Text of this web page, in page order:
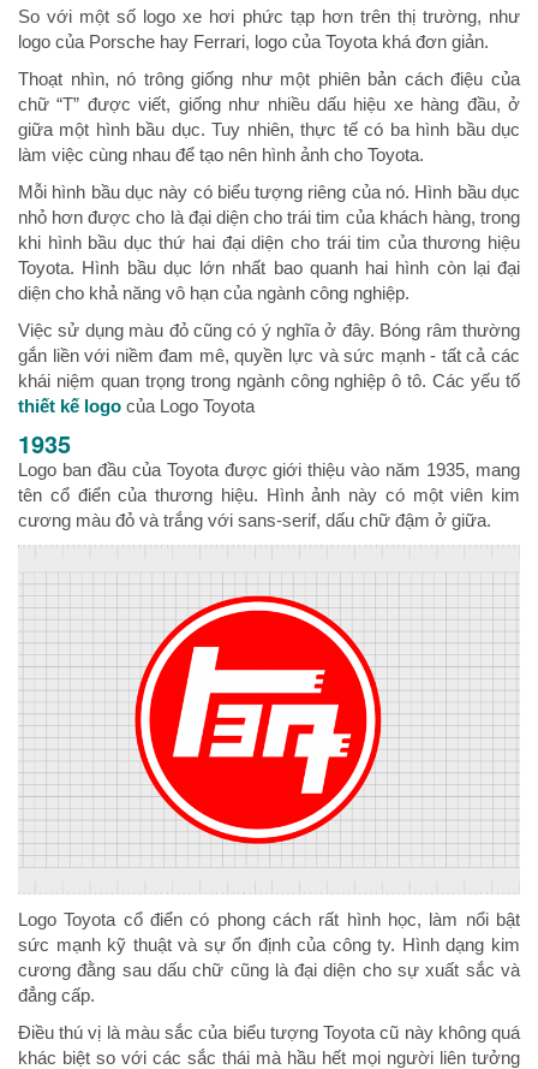
So với một số logo xe hơi phức tạp hơn trên thị trường, như
logo của Porsche hay Ferrari, logo của Toyota khá đơn giản.
Thoạt nhìn, nó trông giống như một phiên bản cách điệu của
chữ “T” được viết, giống như nhiều dấu hiệu xe hàng đầu, ở
giữa một hình bầu dục. Tuy nhiên, thực tế có ba hình bầu dục
làm việc cùng nhau để tạo nên hình ảnh cho Toyota.
Mỗi hình bầu dục này có biểu tượng riêng của nó. Hình bầu dục
nhỏ hơn được cho là đại diện cho trái tim của khách hàng, trong
khi hình bầu dục thứ hai đại diện cho trái tim của thương hiệu
Toyota. Hình bầu dục lớn nhất bao quanh hai hình còn lại đại
diện cho khả năng vô hạn của ngành công nghiệp.
Việc sử dụng màu đỏ cũng có ý nghĩa ở đây. Bóng râm thường
gắn liền với niềm đam mê, quyền lực và sức mạnh - tất cả các
khái niệm quan trọng trong ngành công nghiệp ô tô. Các yếu tố
thiết kế logo của Logo Toyota
1935
Logo ban đầu của Toyota được giới thiệu vào năm 1935, mang
tên cổ điển của thương hiệu. Hình ảnh này có một viên kim
cương màu đỏ và trắng với sans-serif, dấu chữ đậm ở giữa.
Logo Toyota cổ điển có phong cách rất hình học, làm nổi bật
sức mạnh kỹ thuật và sự ổn định của công ty. Hình dạng kim
cương đằng sau dấu chữ cũng là đại diện cho sự xuất sắc và
đẳng cấp.
Điều thú vị là màu sắc của biểu tượng Toyota cũ này không quá
khác biệt so với các sắc thái mà hầu hết mọi người liên tưởng